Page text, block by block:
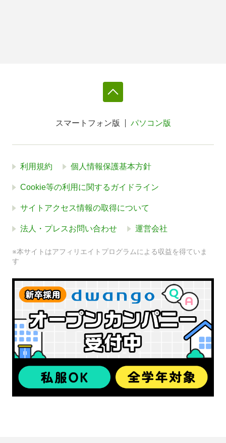
スマートフォン版 パソコン版
利用規約 個人情報保護基本方針
Cookie等の利用に関するガイドライン
サイトアクセス情報の取得について
法人・プレスお問い合わせ 運営会社
※本サイトはアフィリエイトプログラムによる収益を得ていま
す